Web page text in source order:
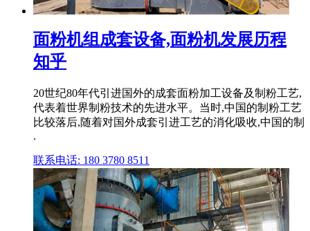
面粉机组成套设备,面粉机发展历程
知乎
20世纪80年代引进国外的成套面粉加工设备及制粉工艺,
代表着世界制粉技术的先进水平。当时,中国的制粉工艺
比较落后,随着对国外成套引进工艺的消化吸收,中国的制
.
联系电话: 180 3780 8511